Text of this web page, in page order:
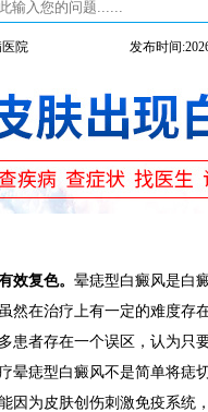
院 发布时间
复色。 晕痣型白癜风是白
然在治疗上有一定的难度存
患者存在一个误区，认为只
晕痣型白癜风不是简单将痣
因为皮肤创伤刺激免疫系统